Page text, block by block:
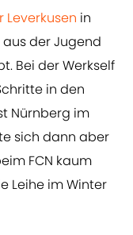
Leverkusen in
der Jugend
Bei der Werkself
in den
Nürnberg im
sich dann aber
FCN kaum
Leihe im Winter